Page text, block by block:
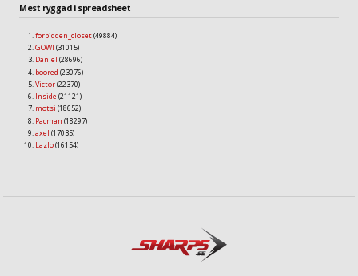
Mest ryggad i spreadsheet
forbidden_closet(49884)
GOWI (31015)
Daniel (28696)
boored (23076)
Victor(22370)
Inside (21121)
motsi (18652)
Pacman (18297)
axel (17035)
Lazlo(16154)